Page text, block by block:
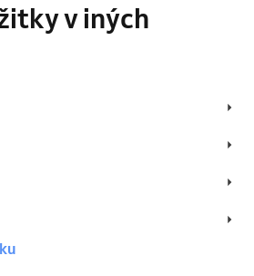
v iných